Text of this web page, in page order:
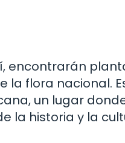
encontrarán
la flora nacional.
un lugar
la historia y la